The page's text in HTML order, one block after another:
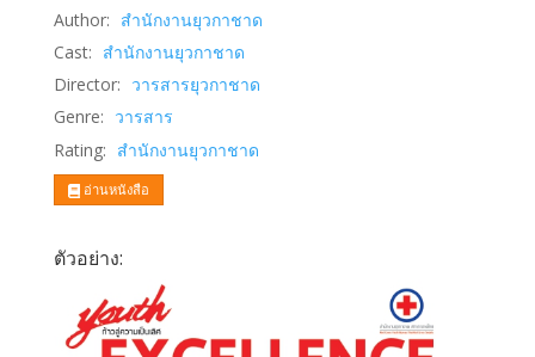
Author: สำนักงานยุวกาชาด
Cast: สำนักงานยุวกาชาด
Director: วารสารยุวกาชาด
Genre: วารสาร
Rating: สำนักงานยุวกาชาด
อ่านหนังสือ
ตัวอย่าง: